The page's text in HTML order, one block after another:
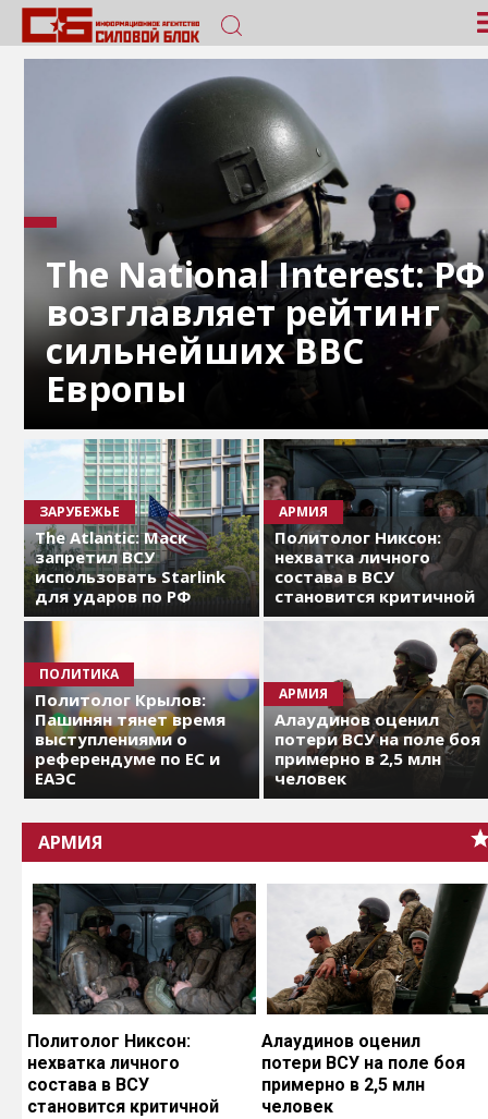
The National Interest: РФ
возглавляет рейтинг
сильнейших ВВС
Европы
ЗАРУБЕЖЬЕ
The Atlantic: Маск
запретил ВСУ
использовать Starlink
для ударов по РФ
АРМИЯ
Политолог Никсон:
нехватка личного
состава в ВСУ
становится критичной
ПОЛИТИКА
Политолог Крылов:
Пашинян тянет время
выступлениями о
референдуме по ЕС и
ЕАЭС
АРМИЯ
Алаудинов оценил
потери ВСУ на поле боя
примерно в 2,5 млн
человек
АРМИЯ
Политолог Никсон:
нехватка личного
состава в ВСУ
становится критичной
Алаудинов оценил
потери ВСУ на поле боя
примерно в 2,5 млн
человек